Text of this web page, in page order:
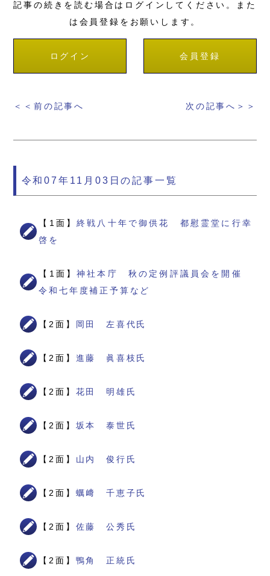
記事の続きを読む場合はログインしてください。また
は会員登録をお願いします。
ログイン 会員登録
＜＜前の記事へ 次の記事へ＞＞
令和07年11月03日の記事一覧
【1面】終戦八十年で御供花 都慰霊堂に行幸
啓を
【1面】神社本庁 秋の定例評議員会を開催
令和七年度補正予算など
【2面】 岡田 左喜代氏
【2面】 進藤 眞喜枝氏
【2面】 花田 明雄氏
【2面】 坂本 泰世氏
【2面】 山内 俊行氏
【2面】 蠣﨑 千恵子氏
【2面】 佐藤 公秀氏
【2面】 鴨角 正統氏